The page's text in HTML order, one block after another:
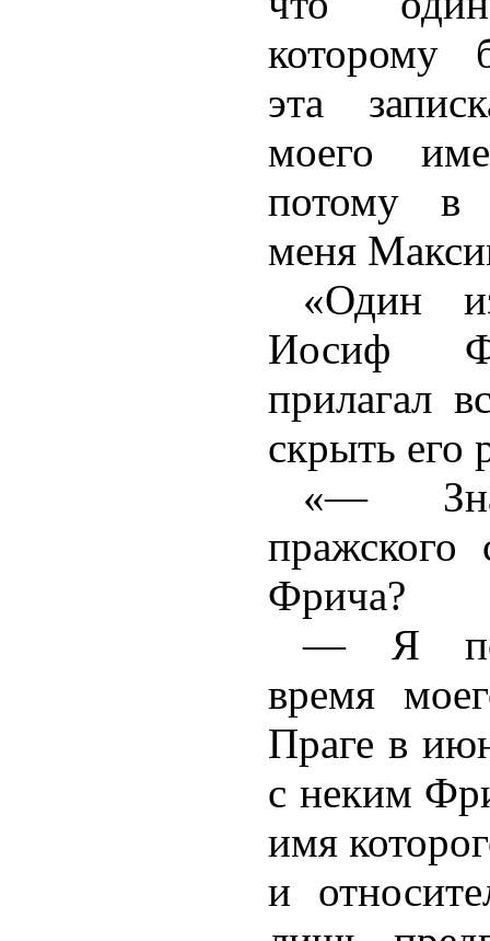
которому
эта
моего
потому в
меня
«Один
Иосиф
прилагал
скрыть его
«—
пражского
Фрича?
— Я
время
Праге в
с неким
имя
и